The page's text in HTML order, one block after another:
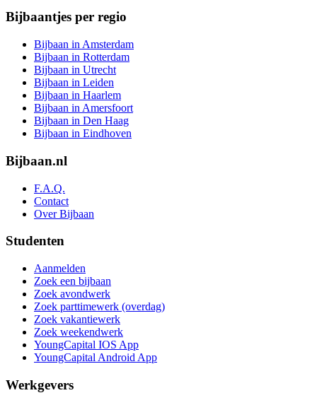
Bijbaantjes per regio
Bijbaan in Amsterdam
Bijbaan in Rotterdam
Bijbaan in Utrecht
Bijbaan in Leiden
Bijbaan in Haarlem
Bijbaan in Amersfoort
Bijbaan in Den Haag
Bijbaan in Eindhoven
Bijbaan.nl
F.A.Q.
Contact
Over Bijbaan
Studenten
Aanmelden
Zoek een bijbaan
Zoek avondwerk
Zoek parttimewerk (overdag)
Zoek vakantiewerk
Zoek weekendwerk
YoungCapital IOS App
YoungCapital Android App
Werkgevers